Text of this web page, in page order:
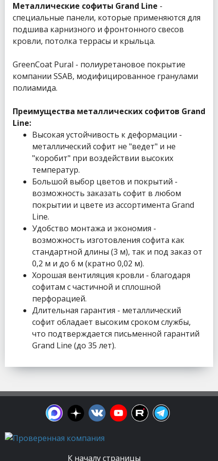
Металлические софиты Grand Line -
специальные панели, которые применяются для
подшива карнизного и фронтонного свесов
кровли, потолка террасы и крыльца.
GreenCoat Pural - полиуретановое покрытие
компании SSAB, модифицированное гранулами
полиамида.
Преимущества металлических софитов Grand
Line:
Высокая устойчивость к деформации -
металлический софит не "ведет" и не
"коробит" при воздействии высоких
температур.
Большой выбор цветов и покрытий -
возможность заказать софит в любом
покрытии и цвете из ассортимента Grand
Line.
Удобство монтажа и экономия -
возможность изготовления софита как
стандартной длины (3 м), так и под заказ от
0,2 м и до 6 м (кратно 0,02 м).
Хорошая вентиляция кровли - благодаря
софитам с частичной и сплошной
перфорацией.
Длительная гарантия - металлический
софит обладает высоким сроком службы,
что подтверждается письменной гарантий
Grand Line (до 35 лет).
К началу страницы